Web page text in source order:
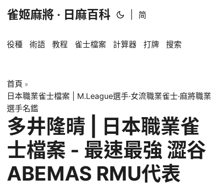
雀姬麻將 · 日麻百科 简
役種 術語 教程 雀士檔案 計算器 打牌 搜索
首頁 »
日本職業雀士檔案 | M.League選手·女流職業雀士·麻將職業
選手名鑑
多井隆晴 | 日本職業雀
士檔案 - 最速最強 澀谷
ABEMAS RMU代表